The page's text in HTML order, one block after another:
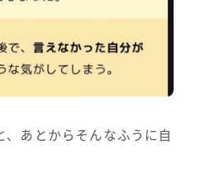
、あとからそんなふうに自